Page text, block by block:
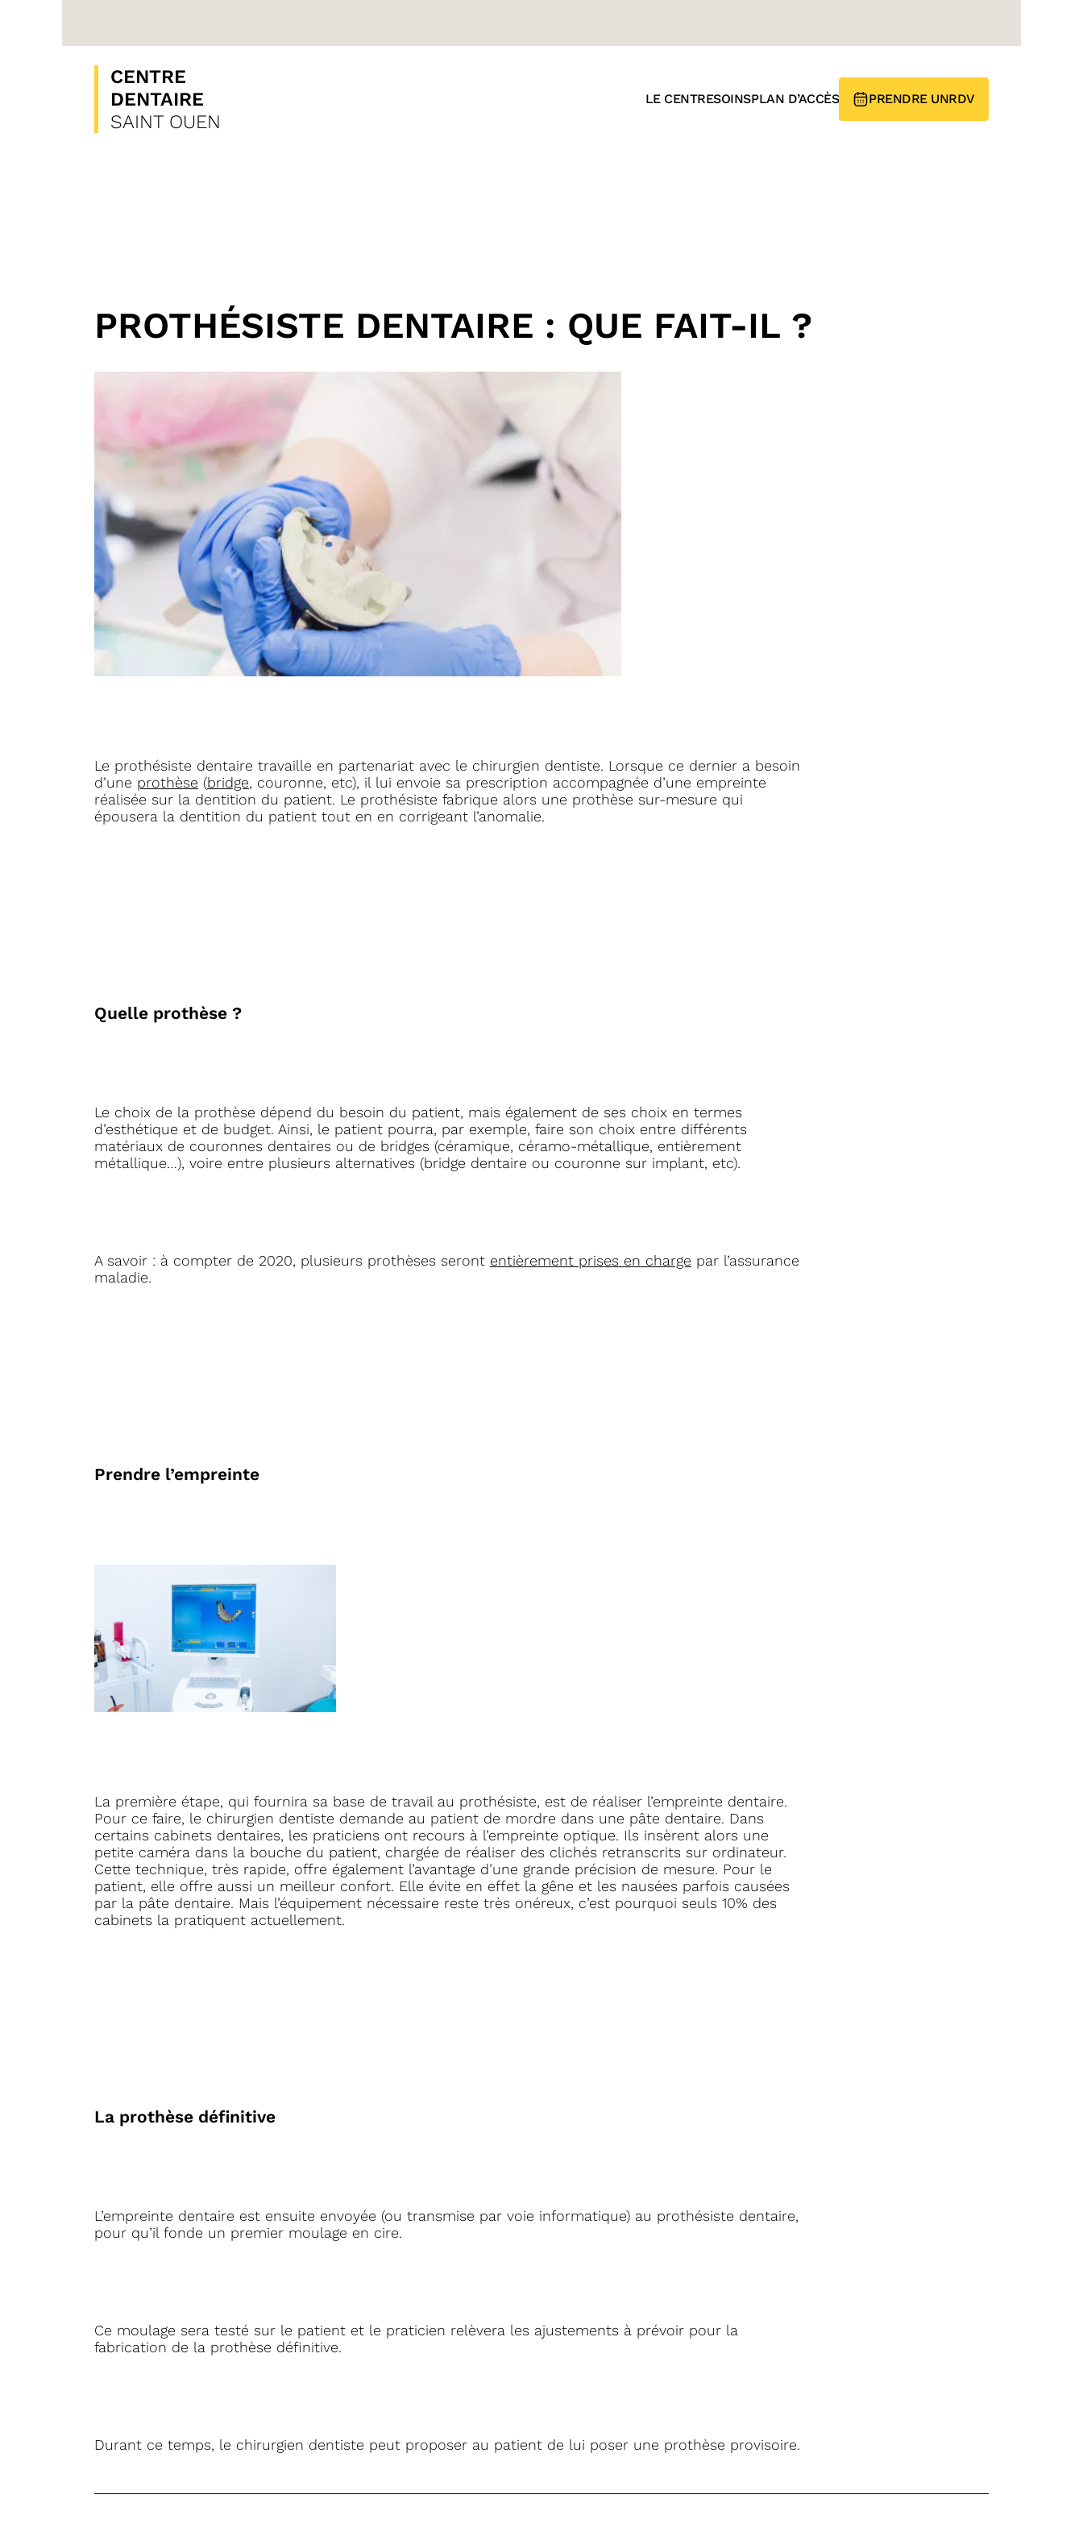
CENTRE
DENTAIRE
SAINT OUEN
LE CENTRESOINSPLAN D’ACCÈS PRENDRE UNRDV
PROTHÉSISTE DENTAIRE : QUE FAIT-IL ?
Le prothésiste dentaire travaille en partenariat avec le chirurgien dentiste. Lorsque ce dernier a besoin
d’une prothèse (bridge, couronne, etc), il lui envoie sa prescription accompagnée d’une empreinte
réalisée sur la dentition du patient. Le prothésiste fabrique alors une prothèse sur-mesure qui
épousera la dentition du patient tout en en corrigeant l’anomalie.
Quelle prothèse ?
Le choix de la prothèse dépend du besoin du patient, mais également de ses choix en termes
d’esthétique et de budget. Ainsi, le patient pourra, par exemple, faire son choix entre différents
matériaux de couronnes dentaires ou de bridges (céramique, céramo-métallique, entièrement
métallique…), voire entre plusieurs alternatives (bridge dentaire ou couronne sur implant, etc).
A savoir : à compter de 2020, plusieurs prothèses seront entièrement prises en charge par l’assurance
maladie.
Prendre l’empreinte
La première étape, qui fournira sa base de travail au prothésiste, est de réaliser l’empreinte dentaire.
Pour ce faire, le chirurgien dentiste demande au patient de mordre dans une pâte dentaire. Dans
certains cabinets dentaires, les praticiens ont recours à l’empreinte optique. Ils insèrent alors une
petite caméra dans la bouche du patient, chargée de réaliser des clichés retranscrits sur ordinateur.
Cette technique, très rapide, offre également l’avantage d’une grande précision de mesure. Pour le
patient, elle offre aussi un meilleur confort. Elle évite en effet la gêne et les nausées parfois causées
par la pâte dentaire. Mais l’équipement nécessaire reste très onéreux, c’est pourquoi seuls 10% des
cabinets la pratiquent actuellement.
La prothèse définitive
L’empreinte dentaire est ensuite envoyée (ou transmise par voie informatique) au prothésiste dentaire,
pour qu’il fonde un premier moulage en cire.
Ce moulage sera testé sur le patient et le praticien relèvera les ajustements à prévoir pour la
fabrication de la prothèse définitive.
Durant ce temps, le chirurgien dentiste peut proposer au patient de lui poser une prothèse provisoire.